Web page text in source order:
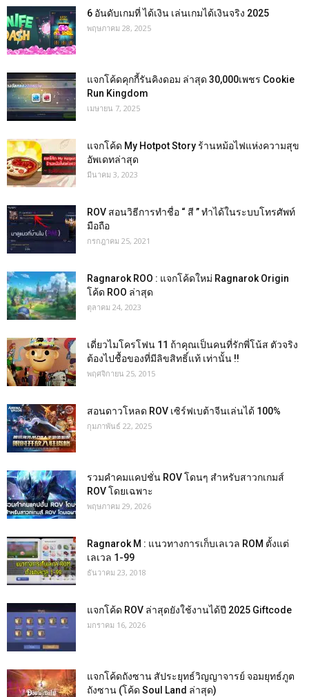
6 อันดับเกมที่ ได้เงิน เล่นเกมได้เงินจริง 2025
พฤษภาคม 28, 2025
แจกโค้ดคุกกี้รันคิงดอม ล่าสุด 30,000เพชร Cookie
Run Kingdom
เมษายน 7, 2025
แจกโค้ด My Hotpot Story ร้านหม้อไฟแห่งความสุข
อัพเดทล่าสุด
มีนาคม 3, 2023
ROV สอนวิธีการทำชื่อ “ สี ” ทำได้ในระบบโทรศัพท์
มือถือ
กรกฎาคม 25, 2021
Ragnarok ROO : แจกโค้ดใหม่ Ragnarok Origin
โค้ด ROO ล่าสุด
ตุลาคม 24, 2023
เดี่ยวไมโครโฟน 11 ถ้าคุณเป็นคนที่รักพี่โน้ส ตัวจริง
ต้องไปชื้อของที่มีลิขสิทธิ์แท้ เท่านั้น !!
พฤศจิกายน 25, 2015
สอนดาวโหลด ROV เซิร์ฟเบต้าจีนเล่นได้ 100%
กุมภาพันธ์ 22, 2025
รวมคำคมแคปชั่น ROV โดนๆ สำหรับสาวกเกมส์
ROV โดยเฉพาะ
พฤษภาคม 29, 2026
Ragnarok M : แนวทางการเก็บเลเวล ROM ตั้งแต่
เลเวล 1-99
ธันวาคม 23, 2018
แจกโค้ด ROV ล่าสุดยังใช้งานได้ปี 2025 Giftcode
มกราคม 16, 2026
แจกโค้ดถังซาน สัประยุทธ์วิญญาจารย์ จอมยุทธ์ภูต
ถังซาน (โค้ด Soul Land ล่าสุด)